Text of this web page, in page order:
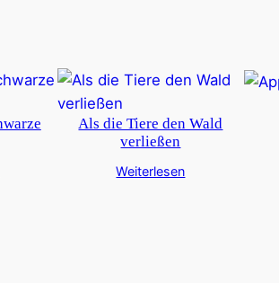
Als die Tiere den Wald
verließen
Weiterlesen